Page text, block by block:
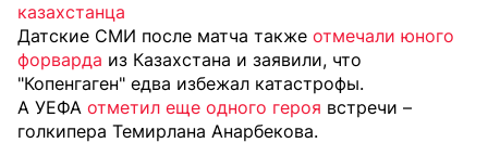
казахстанца
Датские СМИ после матча также отмечали юного
форварда из Казахстана и заявили, что
"Копенгаген" едва избежал катастрофы.
А УЕФА отметил еще одного героя встречи –
голкипера Темирлана Анарбекова.